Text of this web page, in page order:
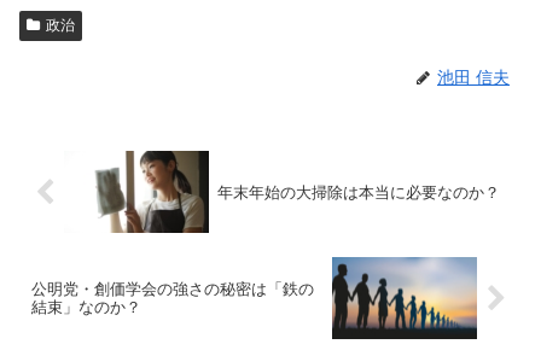
政治
池田 信夫
年末年始の大掃除は本当に必要なのか？
公明党・創価学会の強さの秘密は「鉄の
結束」なのか？